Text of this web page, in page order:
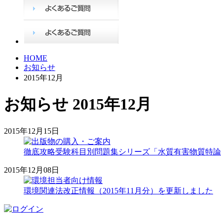
HOME
お知らせ
2015年12月
お知らせ 2015年12月
2015年12月15日
徹底攻略受験科目別問題集シリーズ「水質有害物質特
2015年12月08日
環境関連法改正情報（2015年11月分）を更新しました